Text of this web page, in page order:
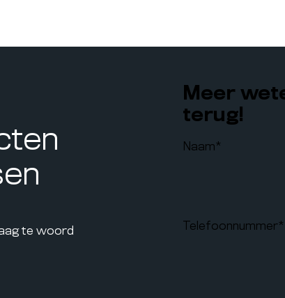
te woord
Meer
terug!
Naam*
Telefoonnummer*